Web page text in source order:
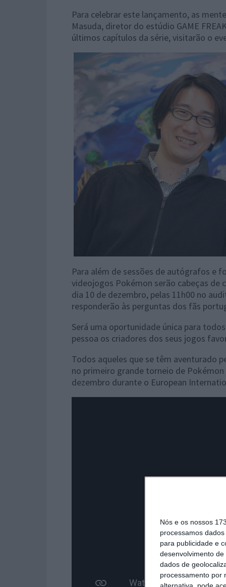
Nós e os nossos
processamos
para publicidade e
desenvolvimento de
dados de
processamento por
Para celebrar este lançamento, as
Masuda, diretor do estúdio GAME
últimos capítulos da série, visitarão o
Para além de sessões de autógrafos e
videojogos Pokémon serão cabeças de
dia 10 de dezembro, pelas 11h00 no
responderão às perguntas dos fãs
Será uma oportunidade única para
pessoa os criadores dos seus jogos
Todos aqueles que se têm aventurado
no primeiro grande torneio de
dezembro durante o European